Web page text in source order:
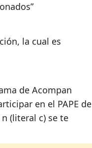
la cual es
de Acompan
en el PAPE de
(literal c) se te